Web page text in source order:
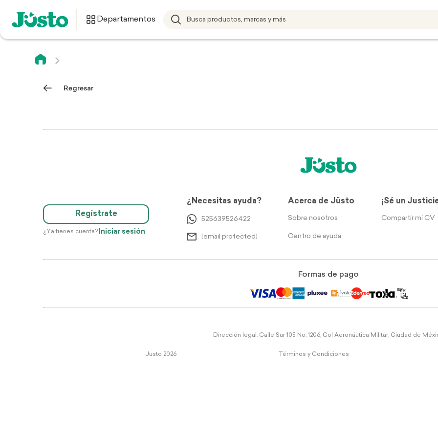
Departamentos
Regresar
Regístrate
¿Ya tienes cuenta? Iniciar sesión
¿Necesitas ayuda?
525639526422
[email protected]
Acerca de Jüsto
Sobre nosotros
Centro de ayuda
¡Sé un
Compartir mi CV
Formas de pago
Dirección legal: Calle Sur 105 No. 1206, Col Aeronáutica Militar, Ciudad de
Justo 2026 Términos y Condiciones